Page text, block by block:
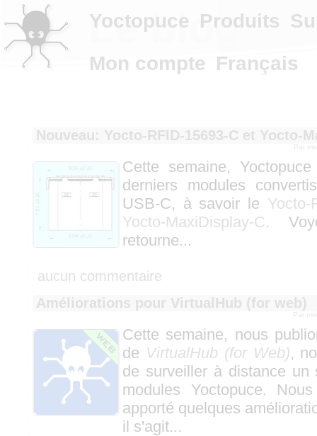
Le blog
Nouveau: Yocto-RFID-15693-C et Yocto-
Par
Cette semaine,
derniers modules
USB-C, à savoir le Yocto-
Yocto-MaxiDisplay-C.
retourne...
aucun commentaire
Améliorations pour VirtualHub (for web)
Par
Cette semaine, nous
de VirtualHub (for Web),
de surveiller à distance un
modules Yoctopuce.
apporté quelques
il s'agit...
Yoctopuce Produits
Mon compte Français